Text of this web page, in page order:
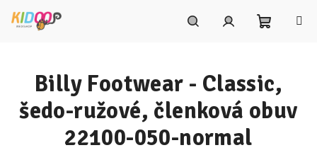
košík
Billy Footwear - Classic,
šedo-ružové, členková obuv
22100-050-normal